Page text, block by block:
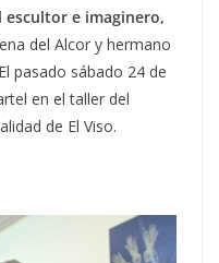
escultor e imaginero,
del Alcor y hermano
pasado sábado 24 de
en el taller del
de El Viso.